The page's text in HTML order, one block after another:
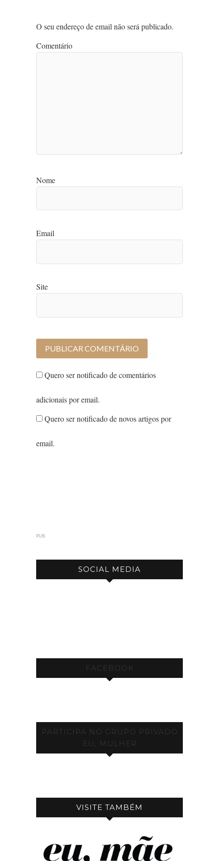
O seu endereço de email não será publicado.
Comentário
Nome
Email
Site
Quero ser notificado de comentários
adicionais por email.
Quero ser notificado de novos artigos por
email.
PUB
SOCIAL MEDIA
FACEBOOK
PARTICIPA NO GRUPO PRIVADO
EU, MULHER
VISITE TAMBÉM